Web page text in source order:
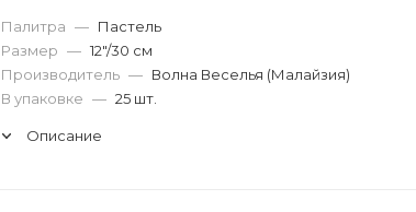
Палитра — Пастель
Размер — 12"/30 см
Производитель — Волна Веселья (Малайзия)
В упаковке — 25 шт.
Описание